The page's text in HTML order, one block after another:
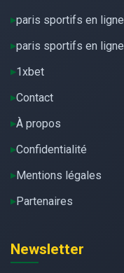
paris sportifs en ligne
paris sportifs en ligne
1xbet
Contact
À propos
Confidentialité
Mentions légales
Partenaires
Newsletter